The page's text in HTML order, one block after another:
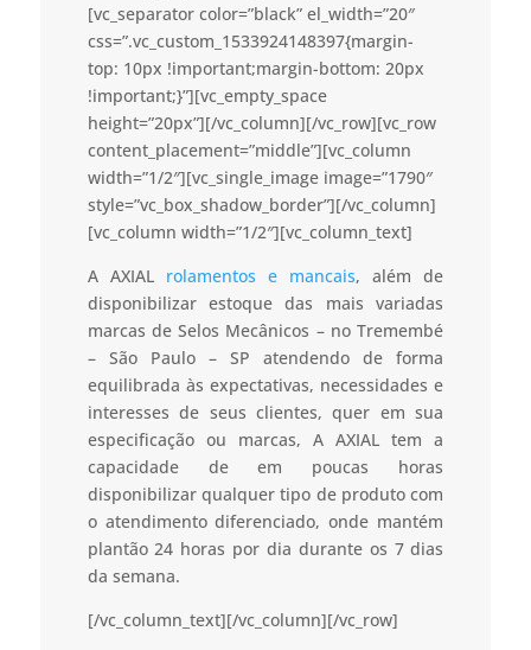
[vc_separator color=”black” el_width=”20″
css=”.vc_custom_1533924148397{margin-
top: 10px !important;margin-bottom: 20px
!important;}”][vc_empty_space
height=”20px”][/vc_column][/vc_row][vc_row
content_placement=”middle”][vc_column
width=”1/2″][vc_single_image image=”1790″
style=”vc_box_shadow_border”][/vc_column]
[vc_column width=”1/2″][vc_column_text]
A AXIAL rolamentos e mancais, além de
disponibilizar estoque das mais variadas
marcas de Selos Mecânicos – no Tremembé
– São Paulo – SP atendendo de forma
equilibrada às expectativas, necessidades e
interesses de seus clientes, quer em sua
especificação ou marcas, A AXIAL tem a
capacidade de em poucas horas
disponibilizar qualquer tipo de produto com
o atendimento diferenciado, onde mantém
plantão 24 horas por dia durante os 7 dias
da semana.
[/vc_column_text][/vc_column][/vc_row]